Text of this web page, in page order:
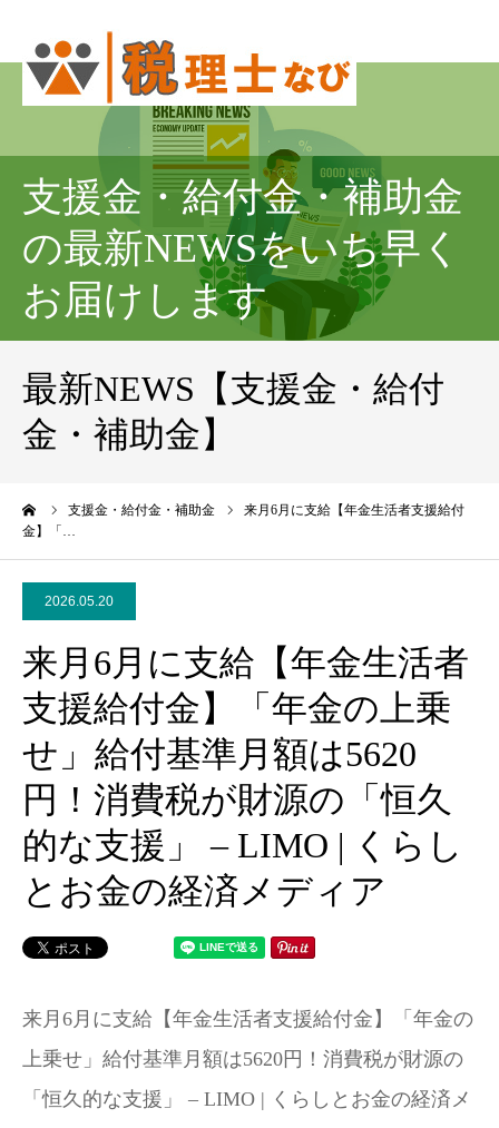
支援金・給付金・補助金
の最新NEWSをいち早く
お届けします
最新NEWS【支援金・給付
金・補助金】
支援金・給付金・補助金
来月6月に支給【年金生活者支援給付
金】「…
2026.05.20
来月6月に支給【年金生活者
支援給付金】「年金の上乗
せ」給付基準月額は5620
円！消費税が財源の「恒久
的な支援」 – LIMO | くらし
とお金の経済メディア
来月6月に支給【年金生活者支援給付金】「年金の
上乗せ」給付基準月額は5620円！消費税が財源の
「恒久的な支援」 – LIMO | くらしとお金の経済メ